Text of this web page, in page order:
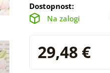
Dostopnost:
Na zalogi
29,48 €